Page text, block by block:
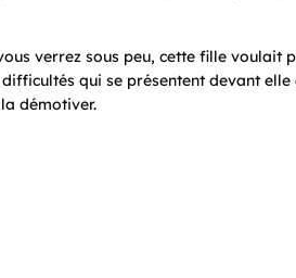
verrez sous peu, cette fille voulait
qui se présentent devant
démotiver.